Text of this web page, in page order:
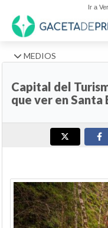
Ir a
MEDIOS
Capital del
que ver en Santa